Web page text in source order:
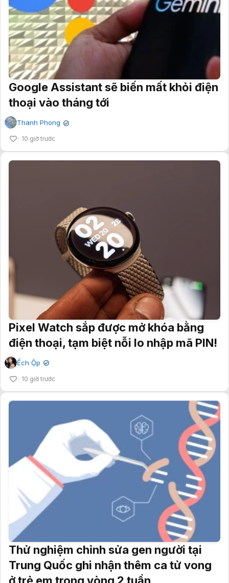
Google Assistant sẽ biến mất khỏi điện
thoại vào tháng tới
Thanh Phong ✔
10 giờ trước
Pixel Watch sắp được mở khóa bằng
điện thoại, tạm biệt nỗi lo nhập mã PIN!
Ếch Ộp ✔
10 giờ trước
Thử nghiệm chỉnh sửa gen người tại
Trung Quốc ghi nhận thêm ca tử vong
ở trẻ em trong vòng 2 tuần